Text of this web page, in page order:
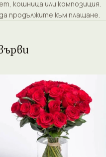
кошница или композиция.
продължите към плащане.